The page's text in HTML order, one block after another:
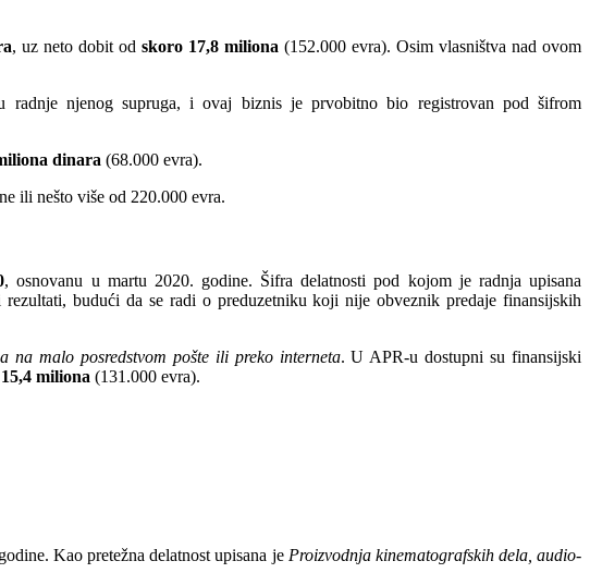
, uz neto dobit od skoro 17,8 miliona (152.000 evra). Osim vlasništva nad ovom
njenog supruga, i ovaj biznis je prvobitno bio registrovan pod šifrom
dinara (68.000 evra).
ili nešto više od 220.000 evra.
, osnovanu u martu 2020. godine. Šifra delatnosti pod kojom je radnja upisana
budući da se radi o preduzetniku koji nije obveznik predaje finansijskih
na malo posredstvom pošte ili preko interneta. U APR-u dostupni su finansijski
15,4 miliona (131.000 evra).
Kao pretežna delatnost upisana je Proizvodnja kinematografskih dela, audio-